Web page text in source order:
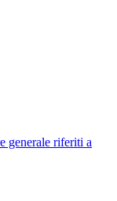
generale riferiti a